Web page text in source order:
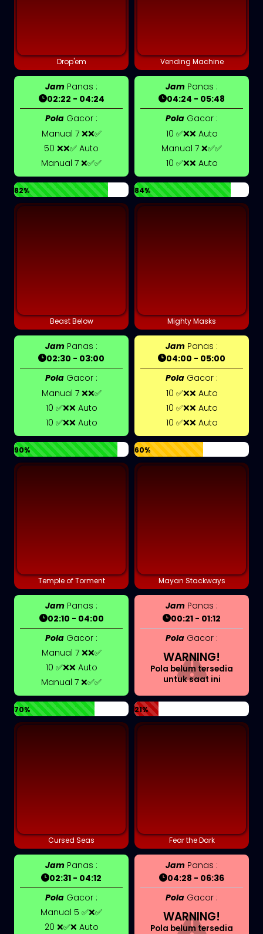
Drop'em
Jam Panas :
02:22 - 04:24
Pola Gacor :
Manual 7 ❌❌✅
50 ❌❌✅ Auto
Manual 7 ❌✅✅
82%
Vending Machine
Jam Panas :
04:24 - 05:48
Pola Gacor :
10 ✅❌❌ Auto
Manual 7 ❌✅✅
10 ✅❌❌ Auto
84%
Beast Below
Jam Panas :
02:30 - 03:00
Pola Gacor :
Manual 7 ❌❌✅
10 ✅❌❌ Auto
10 ✅❌❌ Auto
90%
Mighty Masks
Jam Panas :
04:00 - 05:00
Pola Gacor :
10 ✅❌❌ Auto
10 ✅❌❌ Auto
10 ✅❌❌ Auto
60%
Temple of Torment
Jam Panas :
02:10 - 04:00
Pola Gacor :
Manual 7 ❌❌✅
10 ✅❌❌ Auto
Manual 7 ❌✅✅
70%
Mayan Stackways
Jam Panas :
00:21 - 01:12
Pola Gacor :
WARNING!
Pola belum tersedia
untuk saat ini
21%
Cursed Seas
Jam Panas :
02:31 - 04:12
Pola Gacor :
Manual 5 ✅❌✅
20 ❌✅❌ Auto
Fear the Dark
Jam Panas :
04:28 - 06:36
Pola Gacor :
WARNING!
Pola belum tersedia